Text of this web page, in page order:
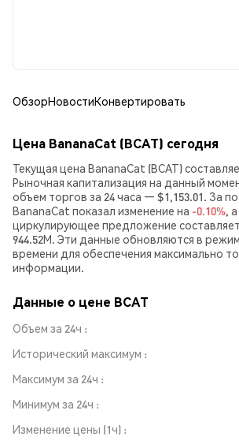
ОбзорНовостиКонвертировать
Цена BananaCat (BCAT) сегодня
Текущая цена BananaCat (BCAT)
Рыночная капитализация на данный
объем торгов за 24 часа — $1,153.01. За
BananaCat показал изменение на -0.10%,
циркулирующее предложение
944.52M. Эти данные обновляются в
времени для обеспечения максимально
информации.
Данные о цене BCAT
Объем за 24ч
Исторический максимум
Максимум за 24ч
Минимум за 24ч
Изменение цены (1ч)